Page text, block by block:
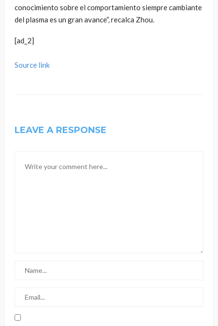
conocimiento sobre el comportamiento siempre cambiante
del plasma es un gran avance”, recalca Zhou.
[ad_2]
Source link
LEAVE A RESPONSE